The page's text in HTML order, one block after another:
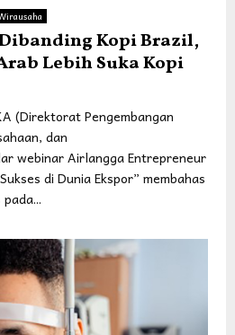
Kopi Brazil,
Lebih Suka Kopi
(Direktorat Pengembangan
dan
webinar Airlangga Entrepreneur
di Dunia Ekspor” membahas